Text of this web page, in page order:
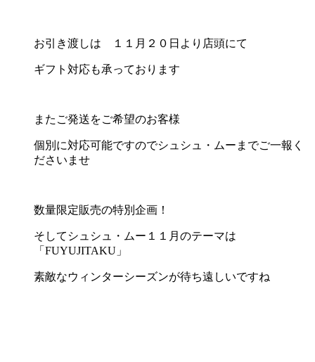
お引き渡しは １１月２０日より店頭にて
ギフト対応も承っております
またご発送をご希望のお客様
個別に対応可能ですのでシュシュ・ムーまでご一報く
ださいませ
数量限定販売の特別企画！
そしてシュシュ・ムー１１月のテーマは
「FUYUJITAKU」
素敵なウィンターシーズンが待ち遠しいですね